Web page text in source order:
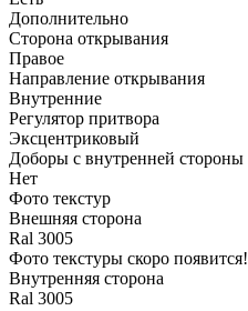
Дополнительно
Сторона открывания
Правое
Направление открывания
Внутренние
Регулятор притвора
Эксцентриковый
Доборы с внутренней стороны
Нет
Фото текстур
Внешняя сторона
Ral 3005
Фото текстуры скоро появится!
Внутренняя сторона
Ral 3005